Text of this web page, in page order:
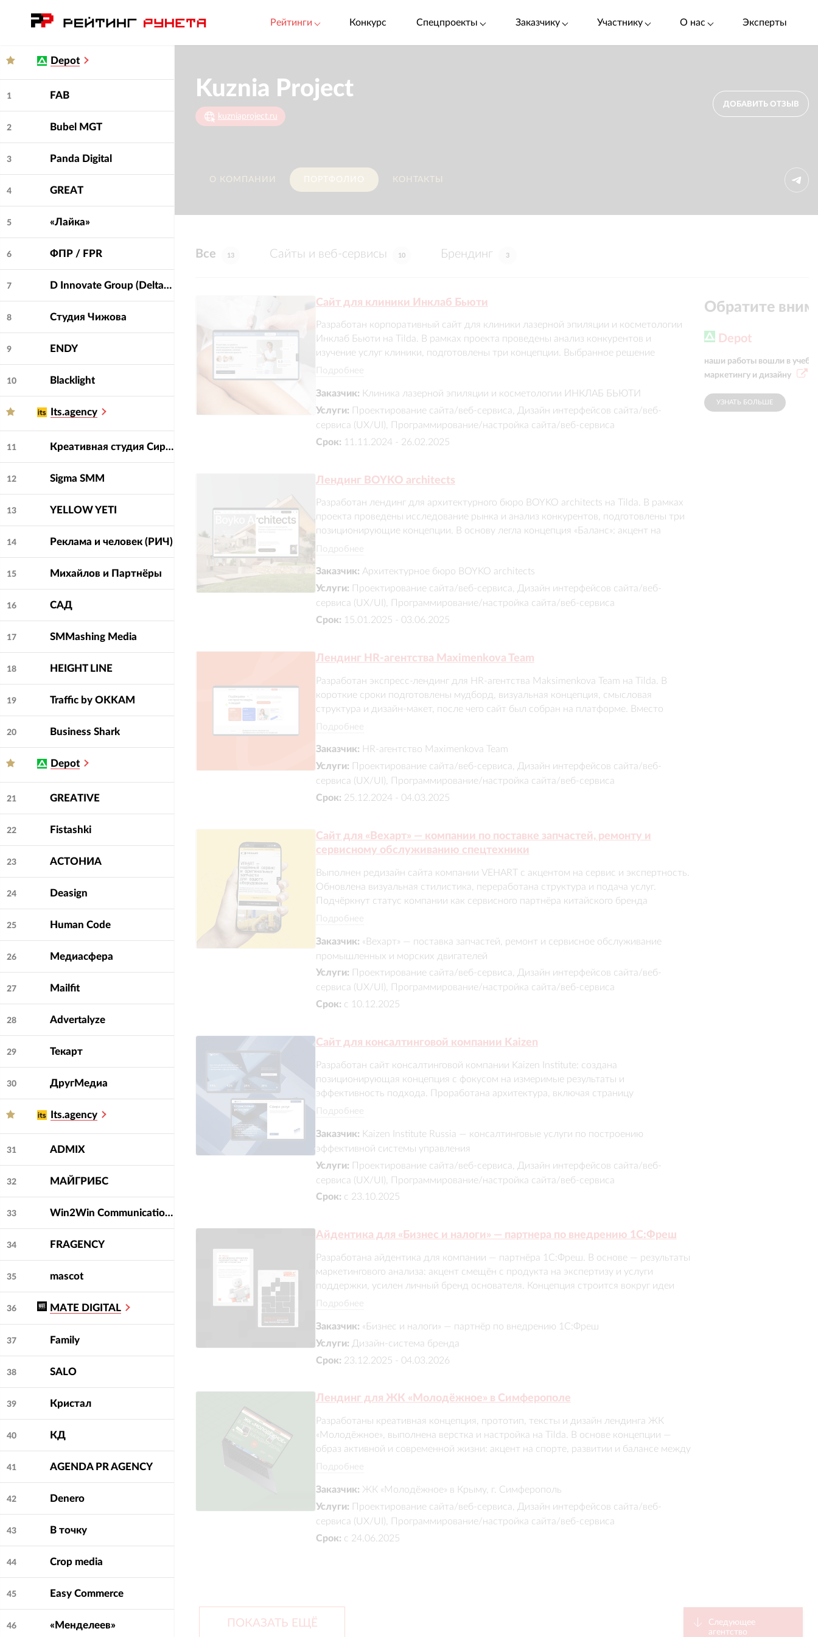
Рейтинги Конкурс Спецпроекты Заказчику Участнику О нас Эксперты
Depot
1 FAB
2 Bubel MGT
3 Panda Digital
4 GREAT
5 «Лайка»
6 ФПР / FPR
7 D Innovate Group (DeltaClick, Soda, Dinamica, Bench!, Deltaplan, Cube)
8 Студия Чижова
9 ENDY
10 Blacklight
Its.agency
11 Креативная студия Сирена
12 Sigma SMM
13 YELLOW YETI
14 Реклама и человек (РИЧ)
15 Михайлов и Партнёры
16 САД
17 SMMashing Media
18 HEIGHT LINE
19 Traffic by OKKAM
20 Business Shark
Depot
21 GREATIVE
22 Fistashki
23 АСТОНИА
24 Deasign
25 Human Code
26 Медиасфера
27 Mailfit
28 Advertalyze
29 Текарт
30 ДругМедиа
Its.agency
31 ADMIX
32 МАЙГРИБС
33 Win2Win Communications
34 FRAGENCY
35 mascot
36 MATE DIGITAL
37 Family
38 SALO
39 Кристал
40 КД
41 AGENDA PR AGENCY
42 Denero
43 В точку
44 Crop media
45 Easy Commerce
46 «Менделеев»
Kuznia Project
kuzniaproject.ru
ДОБАВИТЬ ОТЗЫВ
О КОМПАНИИ ПОРТФОЛИО КОНТАКТЫ
Все 13 Сайты и веб-сервисы 10 Брендинг 3
Сайт для клиники Инклаб Бьюти
Разработан корпоративный сайт для клиники лазерной эпиляции и косметологии
Инклаб Бьюти на Tilda. В рамках проекта проведены анализ конкурентов и
изучение услуг клиники, подготовлены три концепции. Выбранное решение
усилило позиционирование медицинской клиники, в качестве основного УТП был
Разработаны структура с разделами услуг и прайс-листом, дизайн и сборка сайта.
Подробнее
Заказчик: Клиника лазерной эпиляции и косметологии ИНКЛАБ БЬЮТИ
Услуги:
Проектирование сайта/веб-сервиса, Дизайн интерфейсов сайта/веб-
сервиса (UX/UI), Программирование/настройка сайта/веб-сервиса
Срок: 11.11.2024 - 26.02.2025
Лендинг BOYKO architects
Разработан лендинг для архитектурного бюро BOYKO architects на Tilda. В рамках
проекта проведены исследование рынка и анализ конкурентов, подготовлены три
позиционирующие концепции. В основу легла концепция «Баланс»: акцент на
функциональности, качества и стоимости. На базе концепции подготовлены
прототип, тексты, дизайн и выполнена сборка сайта.
Подробнее
Заказчик: Архитектурное бюро BOYKO architects
Услуги:
Проектирование сайта/веб-сервиса, Дизайн интерфейсов сайта/веб-
сервиса (UX/UI), Программирование/настройка сайта/веб-сервиса
Срок: 15.01.2025 - 03.06.2025
Лендинг HR-агентства Maximenkova Team
Разработан экспресс-лендинг для HR-агентства Maksimenkova Team на Tilda. В
короткие сроки подготовлены мудборд, визуальная концепция, смысловая
структура и дизайн-макет, после чего сайт был собран на платформе. Вместо
базовые элементы адаптированы под фирменную стилистику. Лендинг работает
как сайт-визитка и ведёт аудиторию к записи на Zoom с экспертом агентства.
Подробнее
Заказчик: HR-агентство Maximenkova Team
Услуги:
Проектирование сайта/веб-сервиса, Дизайн интерфейсов сайта/веб-
сервиса (UX/UI), Программирование/настройка сайта/веб-сервиса
Срок: 25.12.2024 - 04.03.2025
Сайт для «Вехарт» — компании по поставке запчастей, ремонту и
сервисному обслуживанию спецтехники
Выполнен редизайн сайта компании VEHART с акцентом на сервис и экспертность.
Обновлена визуальная стилистика, переработана структура и подача услуг.
Подчёркнут статус компании как сервисного партнёра китайского бренда
коммуникации с клиентами и привлечения новых заказов.
Подробнее
Заказчик: «Вехарт» — поставка запчастей, ремонт и сервисное обслуживание
промышленных и морских двигателей
Услуги:
Проектирование сайта/веб-сервиса, Дизайн интерфейсов сайта/веб-
сервиса (UX/UI), Программирование/настройка сайта/веб-сервиса
Срок: с 10.12.2025
Сайт для консалтинговой компании Kaizen
Разработан сайт консалтинговой компании Kaizen Institute: создана
позиционирующая концепция с фокусом на измеримые результаты и
эффективность подхода. Проработана архитектура, включая страницу
использовать сайт как инструмент презентации и привлечения клиентов.
Подробнее
Заказчик: Kaizen Institute Russia — консалтинговые услуги по построению
эффективной системы управления
Услуги:
Проектирование сайта/веб-сервиса, Дизайн интерфейсов сайта/веб-
сервиса (UX/UI), Программирование/настройка сайта/веб-сервиса
Срок: с 23.10.2025
Айдентика для «Бизнес и налоги» — партнера по внедрению 1С:Фреш
Разработана айдентика для компании — партнёра 1С:Фреш. В основе — результаты
маркетингового анализа: акцент смещён с продукта на экспертизу и услуги
поддержки, усилен личный бренд основателя. Концепция строится вокруг идеи
коммуникации в цифровых каналах.
Подробнее
Заказчик: «Бизнес и налоги» — партнёр по внедрению 1С:Фреш
Услуги: Дизайн-система бренда
Срок: 23.12.2025 - 04.03.2026
Лендинг для ЖК «Молодёжное» в Симферополе
Разработаны креативная концепция, прототип, тексты и дизайн лендинга ЖК
«Молодёжное», выполнена верстка и настройка на Tilda. В основе концепции —
образ активной и современной жизни: акцент на спорте, развитии и балансе между
комплекса и выстраивает эмоциональную коммуникацию с аудиторией.
Подробнее
Заказчик: ЖК «Молодёжное» в Крыму, г. Симферополь
Услуги:
Проектирование сайта/веб-сервиса, Дизайн интерфейсов сайта/веб-
сервиса (UX/UI), Программирование/настройка сайта/веб-сервиса
Срок: с 24.06.2025
Обратите
Depot
наши работы вошли в
маркетингу и дизайну
УЗНАТЬ БОЛЬШЕ
ПОКАЗАТЬ ЕЩЁ
Следующее
агентство